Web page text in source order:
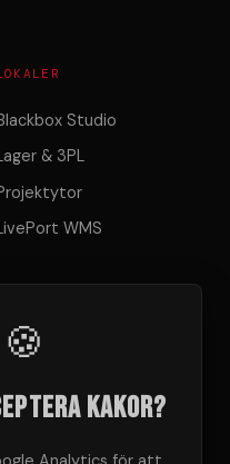
Studio
& 3PL
WMS
🍪
kakor?